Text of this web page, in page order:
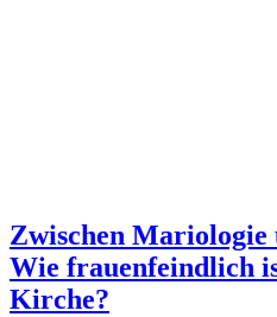
Zwischen Mariologie
Wie frauenfeindlich
Kirche?